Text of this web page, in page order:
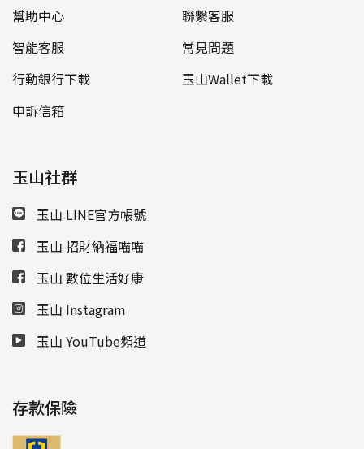
幫助中心
聯繫客服
智能客服
常見問題
行動銀行下載
玉山Wallet下載
申訴信箱
玉山社群
玉山 LINE官方帳號
玉山 招財納福喵喵
玉山 數位生活好康
玉山 Instagram
玉山 YouTube頻道
存款保險